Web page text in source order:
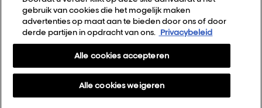
Over Ons
Contact
Webshop
gebruik van cookies die het mogelijk maken
advertenties op maat aan te bieden door ons of door
derde partijen in opdracht van ons.
Privacybeleid
Alle cookies weigeren
Alle cookies accepteren